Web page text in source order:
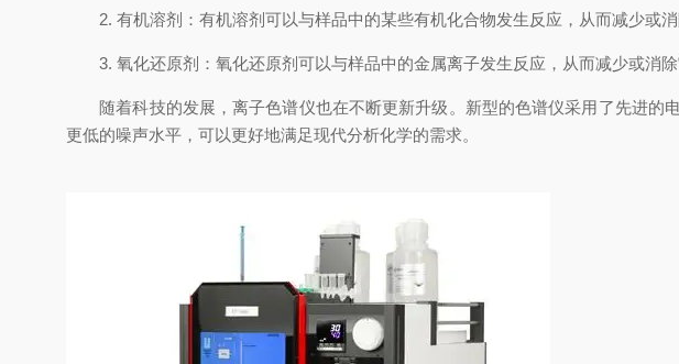
2. 有机溶剂：有机溶剂可以与样品中的某些有机化合物发生反应，从而减少或消
3. 氧化还原剂：氧化还原剂可以与样品中的金属离子发生反应，从而减少或消除
随着科技的发展，离子色谱仪也在不断更新升级。新型的色谱仪采用了先进的
更低的噪声水平，可以更好地满足现代分析化学的需求。